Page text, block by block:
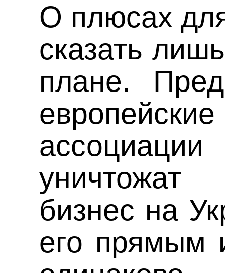
О плюсах
сказать
плане.
уничтожат
бизнес на
его прямым